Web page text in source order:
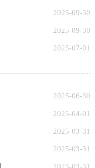
2025-09-30
2025-09-30
2025-07-01
2025-06-30
2025-04-01
2025-03-31
2025-03-31